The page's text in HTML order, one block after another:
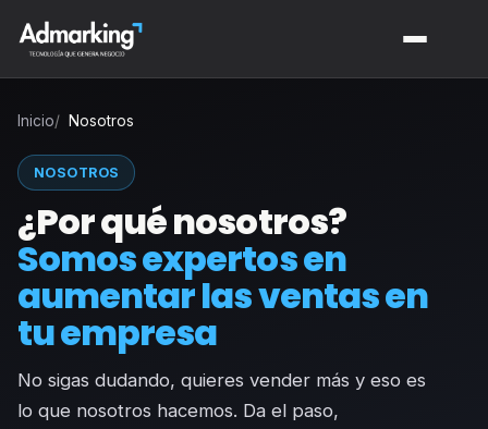
Inicio Nosotros
NOSOTROS
¿Por qué nosotros?
Somos expertos en
aumentar las ventas en
tu empresa
No sigas dudando, quieres vender más y eso es
lo que nosotros hacemos. Da el paso,